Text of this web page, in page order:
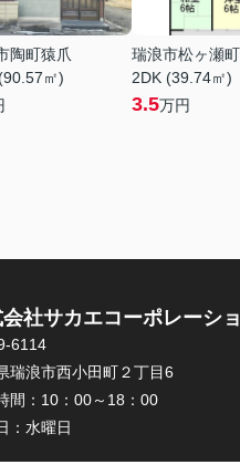
陶町猿爪
㎡)
瑞浪市松ヶ瀬
2DK (39.74㎡)
3.5万円
社サカエコーポレーシ
6114
瑞浪市西小田町２丁目6
間： 10：00～18：00
： 水曜日